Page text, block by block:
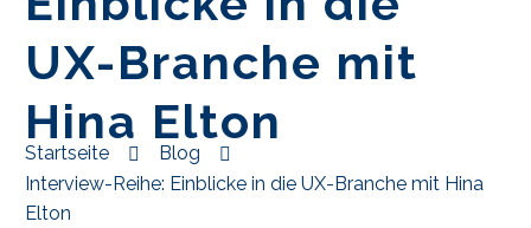
UX-Branche mit
Hina Elton
Startseite
Blog
Interview-Reihe: Einblicke in die UX-Branche mit Hina
Elton